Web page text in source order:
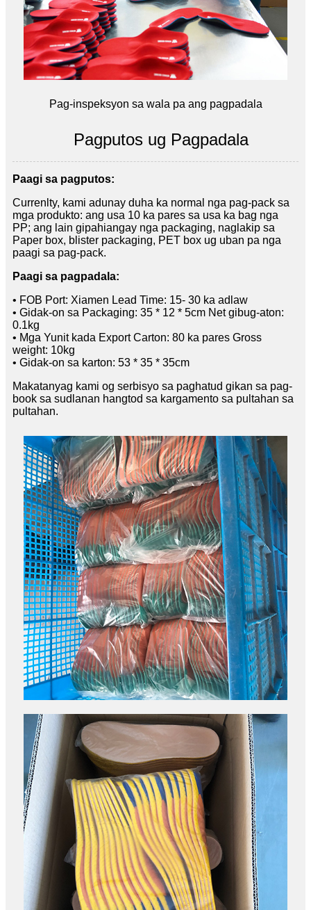
Pag-inspeksyon sa wala pa ang pagpadala
Pagputos ug Pagpadala
Paagi sa pagputos:
Currenlty, kami adunay duha ka normal nga pag-pack sa
mga produkto: ang usa 10 ka pares sa usa ka bag nga
PP; ang lain gipahiangay nga packaging, naglakip sa
Paper box, blister packaging, PET box ug uban pa nga
paagi sa pag-pack.
Paagi sa pagpadala:
• FOB Port: Xiamen Lead Time: 15- 30 ka adlaw
• Gidak-on sa Packaging: 35 * 12 * 5cm Net gibug-aton:
0.1kg
• Mga Yunit kada Export Carton: 80 ka pares Gross
weight: 10kg
• Gidak-on sa karton: 53 * 35 * 35cm
Makatanyag kami og serbisyo sa paghatud gikan sa pag-
book sa sudlanan hangtod sa kargamento sa pultahan sa
pultahan.